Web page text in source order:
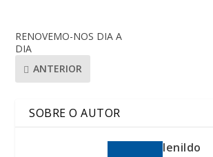
RENOVEMO-NOS DIA A
DIA
ANTERIOR
SOBRE O AUTOR
lenildo